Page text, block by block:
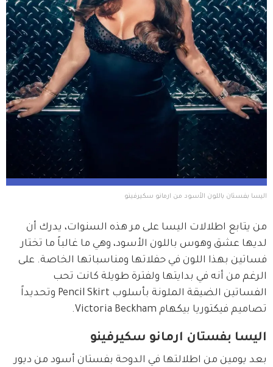
اليسا بفستان باللون الأسود من ارمانو سكيرفينو
من يتابع اطلالات اليسا على مر هذه السنوات، يدرك أن
لديها عشق وهوس باللون الأسود، وهي ما غالباً ما تختار
فساتين بهذا اللون في حفلاتها ومناسباتها الخاصة. على
الرغم من أنه في بدايتها ولفترة طويلة كانت تحب
الفساتين الضيقة الملونة بأسلوب Pencil Skirt وتحديداً
تصاميم فيكتوريا بيكهام Victoria Beckham.
اليسا بفستان ارمانو سكيرفينو
بعد يومين من اطلالتها في الدوحة بفستان أسود من ديور